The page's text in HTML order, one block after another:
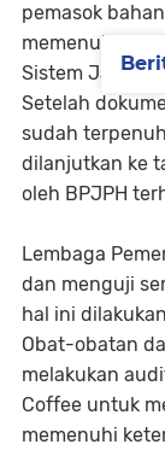
pemasok
memenuhi
Sistem
Setelah
sudah
dilanjutkan ke
oleh BPJPH
Lembaga
dan menguji
hal ini
Obat-obatan
melakukan
Coffee untuk
memenuhi